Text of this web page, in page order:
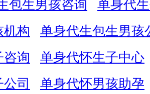
包生男孩咨询
单身代
机构
单身代生包生男孩
咨询
单身代怀生子中心
司
单身代怀男孩助孕